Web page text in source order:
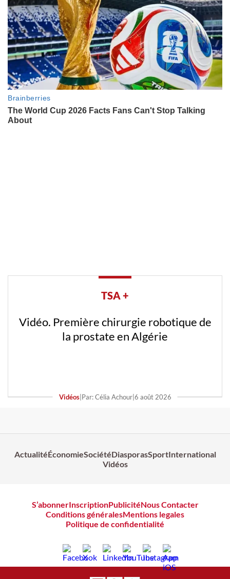
TSA +
Vidéo. Première chirurgie robotique de
la prostate en Algérie
Vidéos| Par: Célia Achour| 6 août 2026
ActualitéÉconomieSociétéDiasporasSportInternational
Vidéos
S’abonnerInscriptionPublicitéNous Contacter
Conditions généralesMentions legales
Politique de confidentialité